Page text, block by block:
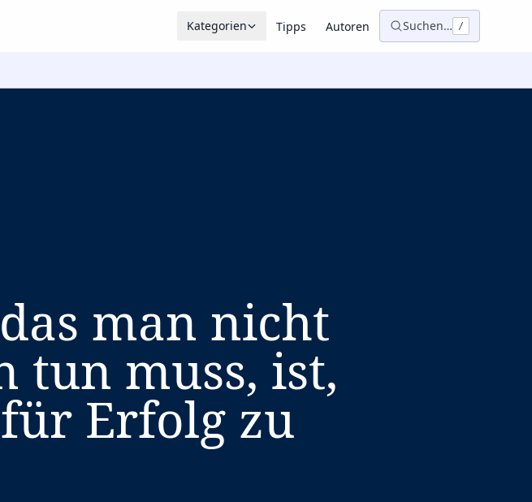
Kategorien Tipps Autoren Suchen… /
man nicht
tun muss, ist,
Erfolg zu